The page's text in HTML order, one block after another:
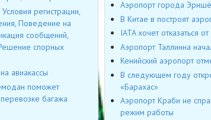
Аэропорт города
В Китае в построят
IATA хочет отказаться
Аэропорт Таллинна
Кенийский аэропорт
В следующем году
«Барахас»
Аэропорт Краби не
режим работы
регистрации,
Поведение на
сообщений,
спорных
авиакассы
поможет
багажа